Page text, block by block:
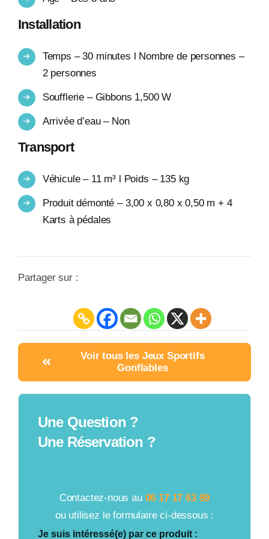
Installation
Temps – 30 minutes l Nombre de personnes –
2 personnes
Soufflerie – Gibbons 1,500 W
Arrivée d’eau – Non
Transport
Véhicule – 11 m³ l Poids – 135 kg
Produit démonté – 3,00 x 0,80 x 0,50 m + 4
Karts à pédales
Partager sur :
Voir tous les Jeux Sportifs
Gonflables
Une Question ?
Une Réservation ?
Contactez-nous au 06 17 17 63 89
ou utilisez le formulaire ci-dessous :
Je suis intéressé(e) par ce produit :